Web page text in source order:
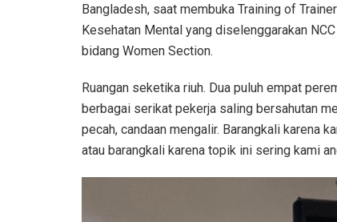
Bangladesh, saat membuka Training of
Kesehatan Mental yang diselenggarakan
bidang Women Section.
Ruangan seketika riuh. Dua puluh empat
berbagai serikat pekerja saling bersahutan
pecah, candaan mengalir. Barangkali karena
atau barangkali karena topik ini sering kami